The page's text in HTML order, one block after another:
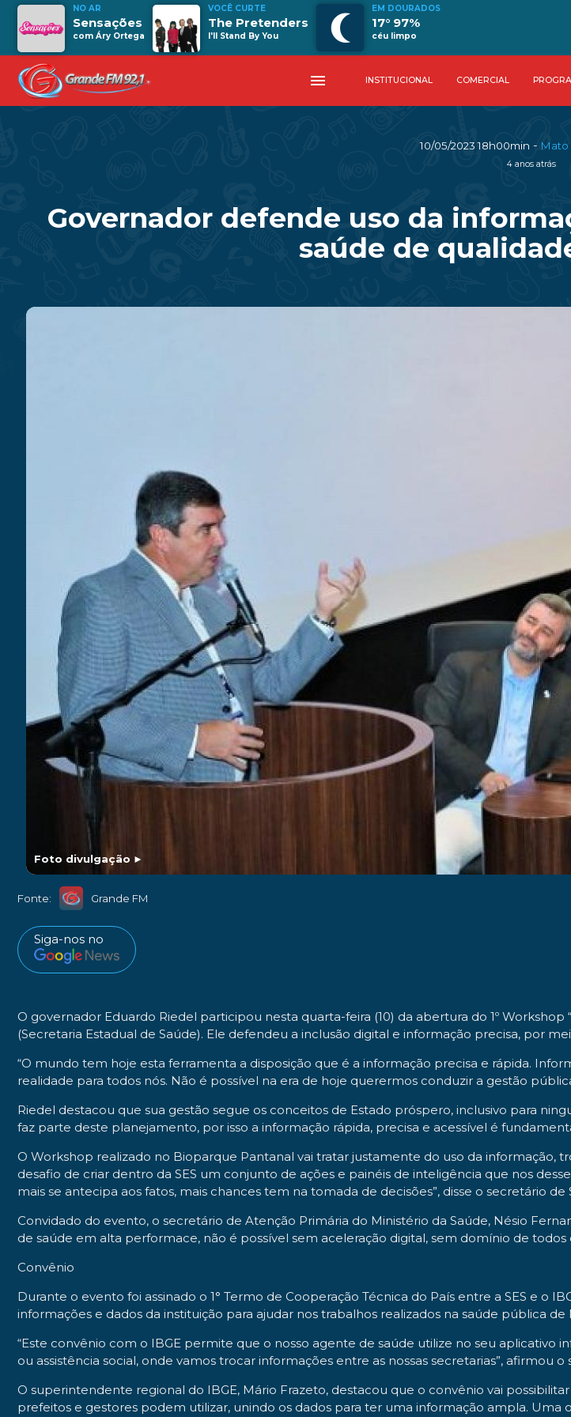
NO AR
Sensações
com Áry Ortega
VOCÊ CURTE
The Pretenders
I'll Stand By You
EM DOURADOS
17° 97%
céu limpo
menu INSTITUCIONAL COMERCIAL
10/05/2023 18h00min - Mato
4 anos atrás
Governador defende uso da
saúde de
Foto divulgação ►
Fonte: Grande FM
Siga-nos no
O governador Eduardo Riedel participou nesta quarta-feira (10) da abertura do 1º Workshop
(Secretaria Estadual de Saúde). Ele defendeu a inclusão digital e informação precisa, por
“O mundo tem hoje esta ferramenta a disposição que é a informação precisa e rápida.
realidade para todos nós. Não é possível na era de hoje querermos conduzir a gestão
Riedel destacou que sua gestão segue os conceitos de Estado próspero, inclusivo para
faz parte deste planejamento, por isso a informação rápida, precisa e acessível é
O Workshop realizado no Bioparque Pantanal vai tratar justamente do uso da informação,
desafio de criar dentro da SES um conjunto de ações e painéis de inteligência que nos
mais se antecipa aos fatos, mais chances tem na tomada de decisões”, disse o secretário de
Convidado do evento, o secretário de Atenção Primária do Ministério da Saúde, Nésio
de saúde em alta performace, não é possível sem aceleração digital, sem domínio de todos
Convênio
Durante o evento foi assinado o 1° Termo de Cooperação Técnica do País entre a SES e o
informações e dados da instituição para ajudar nos trabalhos realizados na saúde pública de
“Este convênio com o IBGE permite que o nosso agente de saúde utilize no seu aplicativo
ou assistência social, onde vamos trocar informações entre as nossas secretarias”, afirmou
O superintendente regional do IBGE, Mário Frazeto, destacou que o convênio vai
prefeitos e gestores podem utilizar, unindo os dados para ter uma informação ampla.